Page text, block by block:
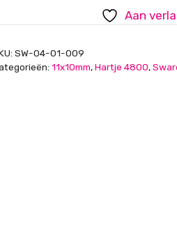
Aan
SW-04-01-009
11x10mm,Hartje 4800,